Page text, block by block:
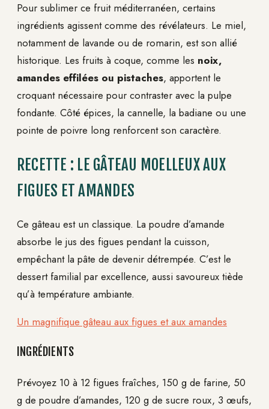
Pour sublimer ce fruit méditerranéen, certains
ingrédients agissent comme des révélateurs. Le miel,
notamment de lavande ou de romarin, est son allié
historique. Les fruits à coque, comme les noix,
amandes effilées ou pistaches, apportent le
croquant nécessaire pour contraster avec la pulpe
fondante. Côté épices, la cannelle, la badiane ou une
pointe de poivre long renforcent son caractère.
RECETTE : LE GÂTEAU MOELLEUX AUX
FIGUES ET AMANDES
Ce gâteau est un classique. La poudre d’amande
absorbe le jus des figues pendant la cuisson,
empêchant la pâte de devenir détrempée. C’est le
dessert familial par excellence, aussi savoureux tiède
qu’à température ambiante.
Un magnifique gâteau aux figues et aux amandes
INGRÉDIENTS
Prévoyez 10 à 12 figues fraîches, 150 g de farine, 50
g de poudre d’amandes, 120 g de sucre roux, 3 œufs,